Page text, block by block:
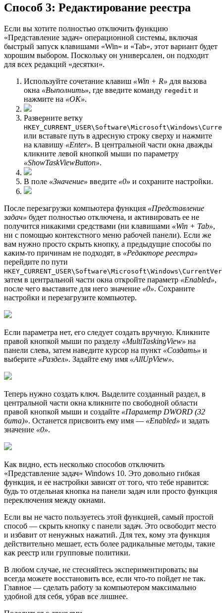
Способ 3: Редактирование реестра
Если вы хотите полностью отключить функцию
«Представление задач» операционной системы, включая
быстрый запуск клавишами «Win» и «Tab», этот вариант будет
хорошим выбором. Поскольку он универсален, он подходит
для всех редакций «десятки».
Используйте сочетание клавиш «Win + R» для вызова
окна «Выполнить», где введите команду regedit и
нажмите на «ОК».
Разверните ветку
или вставьте путь в адресную строку сверху и нажмите
на клавишу «Enter». В центральной части окна дважды
кликните левой кнопкой мыши по параметру
«ShowTaskViewButton».
В поле «Значение» введите «0» и сохраните настройки.
После перезагрузки компьютера функция «Представление
задач» будет полностью отключена, и активировать ее не
получится никакими средствами (ни клавишами «Win + Tab»,
ни с помощью контекстного меню рабочей панели). Если же
вам нужно просто скрыть кнопку, а предыдущие способы по
каким-то причинам не подходят, в «Редакторе реестра»
перейдите по пути
затем в центральной части окна откройте параметр «Enabled»,
после чего выставите для него значение «0». Сохраните
настройки и перезагрузите компьютер.
Если параметра нет, его следует создать вручную. Кликните
правой кнопкой мыши по разделу «MultiTaskingView» на
панели слева, затем наведите курсор на пункт «Создать» и
выберите «Раздел». Задайте ему имя «AllUpView».
Теперь нужно создать ключ. Выделите созданный раздел, в
центральной части окна кликните по свободной области
правой кнопкой мыши и создайте «Параметр DWORD (32
бита)». Останется присвоить ему имя — «Enabled» и задать
значение «0».
Как видно, есть несколько способов отключить
«Представление задач» Windows 10. Это довольно гибкая
функция, и ее настройки зависят от того, что тебе нравится:
будь то отдельная кнопка на панели задач или просто функция
переключения между окнами.
Если вы не часто пользуетесь этой функцией, самый простой
способ — скрыть кнопку с панели задач. Это освободит место
и избавит от ненужных нажатий. Для тех, кому эта функция
действительно мешает, есть более радикальные методы, такие
как реестр или групповые политики.
В любом случае, не стесняйтесь экспериментировать; вы
всегда можете восстановить все, если что-то пойдет не так.
Главное — сделать работу за компьютером максимально
удобной для себя, убрав все лишнее.